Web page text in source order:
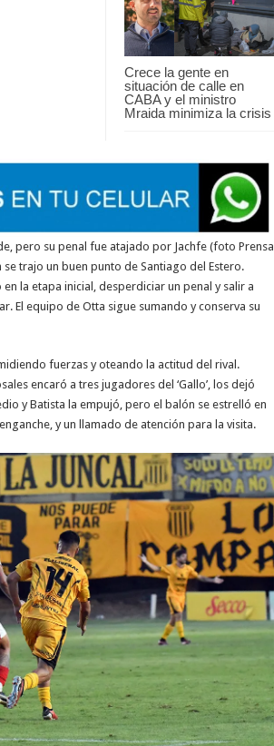
Crece la gente en
situación de calle en
CABA y el ministro
Mraida minimiza la crisis
pero su penal fue atajado por Jachfe (foto Prensa
trajo un buen punto de Santiago del Estero.
la etapa inicial, desperdiciar un penal y salir a
El equipo de Otta sigue sumando y conserva su
fuerzas y oteando la actitud del rival.
encaró a tres jugadores del ‘Gallo’, los dejó
y Batista la empujó, pero el balón se estrelló en
y un llamado de atención para la visita.